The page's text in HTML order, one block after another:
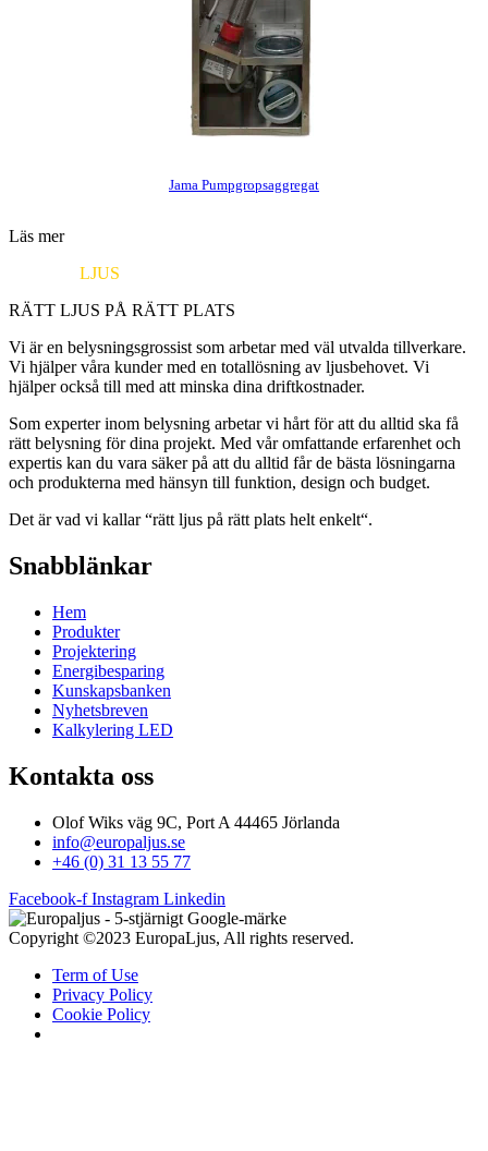
Jama Pumpgropsaggregat
Läs mer
LJUS
RÄTT LJUS PÅ RÄTT PLATS
Vi är en belysningsgrossist som arbetar med väl utvalda tillverkare.
Vi hjälper våra kunder med en totallösning av ljusbehovet. Vi
hjälper också till med att minska dina driftkostnader.
Som experter inom belysning arbetar vi hårt för att du alltid ska få
rätt belysning för dina projekt. Med vår omfattande erfarenhet och
expertis kan du vara säker på att du alltid får de bästa lösningarna
och produkterna med hänsyn till funktion, design och budget.
Det är vad vi kallar “rätt ljus på rätt plats helt enkelt“.
Snabblänkar
Hem
Produkter
Projektering
Energibesparing
Kunskapsbanken
Nyhetsbreven
Kalkylering LED
Kontakta oss
Olof Wiks väg 9C, Port A 44465 Jörlanda
info@europaljus.se
+46 (0) 31 13 55 77
Facebook-f Instagram Linkedin
Copyright ©2023 EuropaLjus, All rights reserved.
Term of Use
Privacy Policy
Cookie Policy